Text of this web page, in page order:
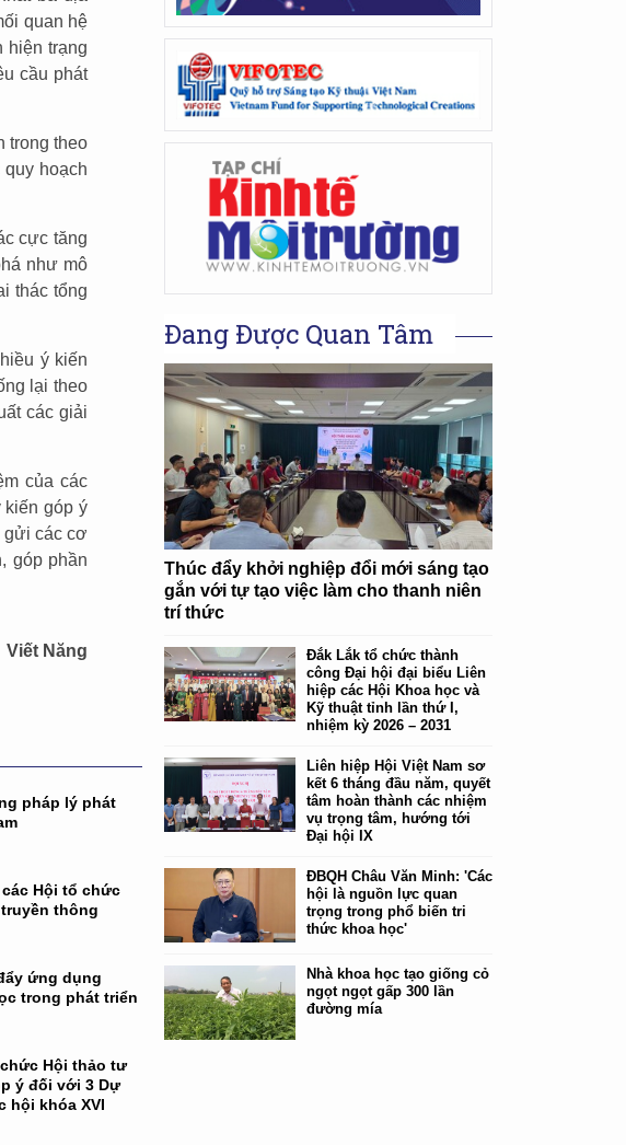
quan hệ
hiện trạng
cầu phát
trong theo
hoạch
cực tăng
như mô
thác tổng
ý kiến
lại theo
các giải
của các
kiến góp ý
gửi các cơ
góp phần
Viết Năng
pháp lý phát
Hội tổ chức
thông
ứng dụng
trong phát triển
Hội thảo tư
ý đối với 3 Dự
hội khóa XVI
Đang Được Quan Tâm
Thúc đẩy khởi nghiệp đổi mới sáng tạo
gắn với tự tạo việc làm cho thanh niên
trí thức
Đắk Lắk tổ chức thành
công Đại hội đại biểu Liên
hiệp các Hội Khoa học và
Kỹ thuật tỉnh lần thứ I,
nhiệm kỳ 2026 – 2031
Liên hiệp Hội Việt Nam sơ
kết 6 tháng đầu năm, quyết
tâm hoàn thành các nhiệm
vụ trọng tâm, hướng tới
Đại hội IX
ĐBQH Châu Văn Minh: 'Các
hội là nguồn lực quan
trọng trong phổ biến tri
thức khoa học'
Nhà khoa học tạo giống cỏ
ngọt ngọt gấp 300 lần
đường mía